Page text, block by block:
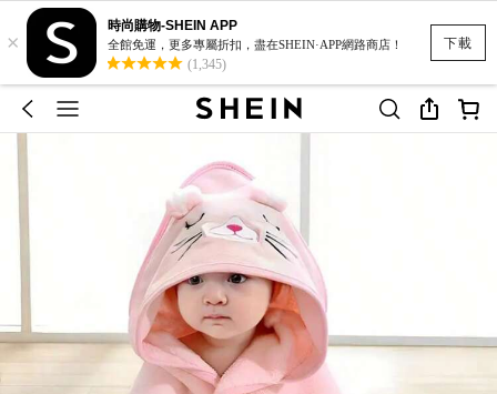
下載
×
時尚購物-SHEIN APP
全館免運，更多專屬折扣，盡在SHEIN·APP網路商店！
(1,345)